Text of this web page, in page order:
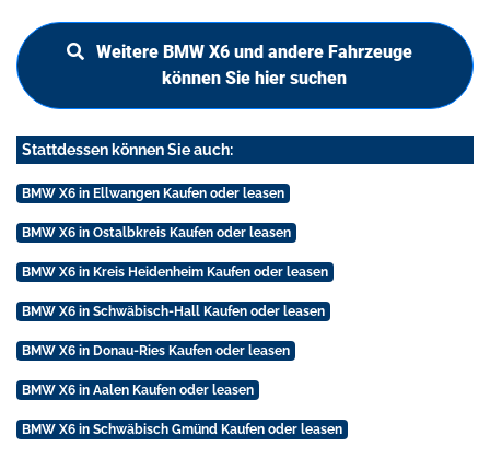
Weitere BMW X6 und andere Fahrzeuge
können Sie hier suchen
Stattdessen können Sie auch:
BMW X6 in Ellwangen Kaufen oder leasen
BMW X6 in Ostalbkreis Kaufen oder leasen
BMW X6 in Kreis Heidenheim Kaufen oder leasen
BMW X6 in Schwäbisch-Hall Kaufen oder leasen
BMW X6 in Donau-Ries Kaufen oder leasen
BMW X6 in Aalen Kaufen oder leasen
BMW X6 in Schwäbisch Gmünd Kaufen oder leasen